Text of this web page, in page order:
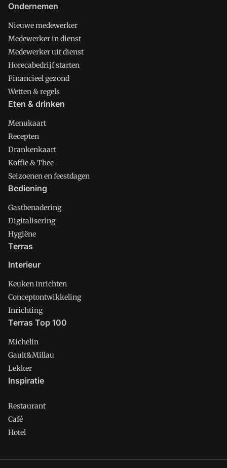
Ondernemen
Nieuwe medewerker
Medewerker in dienst
Medewerker uit dienst
Horecabedrijf starten
Financieel gezond
Wetten & regels
Eten & drinken
Menukaart
Recepten
Drankenkaart
Koffie & Thee
Seizoenen en feestdagen
Bediening
Gastbenadering
Digitalisering
Hygiëne
Terras
Interieur
Keuken inrichten
Conceptontwikkeling
Inrichting
Terras Top 100
Michelin
Gault&Millau
Lekker
Inspiratie
Restaurant
Café
Hotel